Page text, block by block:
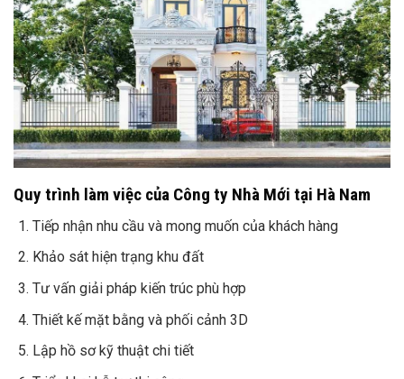
Quy trình làm việc của Công ty Nhà Mới tại Hà Nam
Tiếp nhận nhu cầu và mong muốn của khách hàng
Khảo sát hiện trạng khu đất
Tư vấn giải pháp kiến trúc phù hợp
Thiết kế mặt bằng và phối cảnh 3D
Lập hồ sơ kỹ thuật chi tiết